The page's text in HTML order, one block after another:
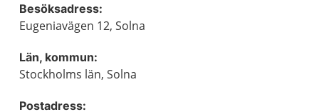
Besöksadress:
Eugeniavägen 12, Solna
Län, kommun:
Stockholms län, Solna
Postadress: